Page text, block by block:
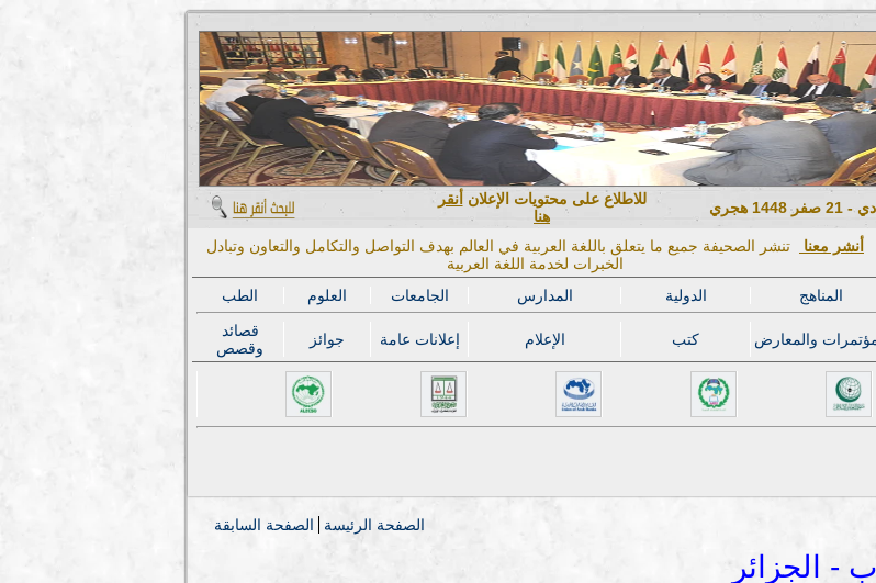
للاطلاع على محتويات الإعلان أنقر
هنا
أنشر معنا
تنشر الصحيفة جميع ما يتعلق باللغة العربية في العالم بهدف التواصل والتكامل والتعاون وتبادل
الخبرات لخدمة اللغة العربية
الطب العلوم الجامعات المدارس الدولية المناهج
قصائد
وقصص
جوائز إعلانات عامة الإعلام كتب والمعارض
الصفحة السابقة الصفحة الرئيسة
- الجزائر